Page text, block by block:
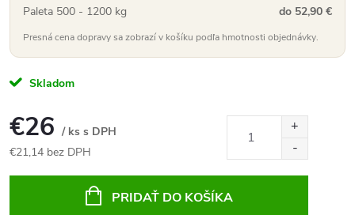
Paleta 500 - 1200 kg
do 52,90 €
Presná cena dopravy sa zobrazí v košíku podľa hmotnosti objednávky.
Skladom
€26 / ks s DPH
€21,14 bez DPH
PRIDAŤ DO KOŠÍKA